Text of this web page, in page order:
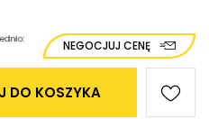
NEGOCJUJ CENĘ
DO KOSZYKA